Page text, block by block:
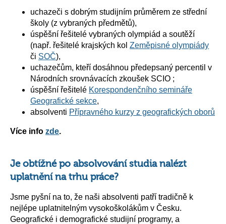
uchazeči s dobrým studijním průměrem ze střední
školy (z vybraných předmětů),
úspěšní řešitelé vybraných olympiád a soutěží
(např. řešitelé krajských kol Zeměpisné olympiády
či SOČ),
uchazečům, kteří dosáhnou předepsaný percentil v
Národních srovnávacích zkoušek SCIO ;
úspěšní řešitelé Korespondenčního semináře
Geografické sekce,
absolventi Přípravného kurzy z geografických oborů
Více info zde.
Je obtížné po absolvování studia nalézt
uplatnění na trhu práce?
Jsme pyšní na to, že naši absolventi patří tradičně k
nejlépe uplatnitelným vysokoškolákům v Česku.
Geografické i demografické studijní programy, a